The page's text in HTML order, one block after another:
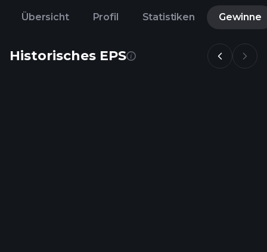
Übersicht Profil Statistiken Gewinne
Historisches EPS